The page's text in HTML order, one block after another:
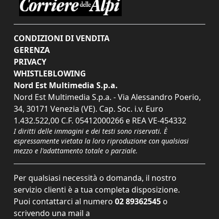
CONDIZIONI DI VENDITA
GERENZA
PRIVACY
WHISTLEBLOWING
Nord Est Multimedia S.p.a.
Nord Est Multimedia S.p.a. - Via Alessandro Poerio,
34, 30171 Venezia (VE). Cap. Soc. i.v. Euro
1.432.522,00 C.F. 05412000266 e REA VE-454332
I diritti delle immagini e dei testi sono riservati. È
espressamente vietata la loro riproduzione con qualsiasi
mezzo e l'adattamento totale o parziale.
Per qualsiasi necessità o domanda, il nostro
servizio clienti è a tua completa disposizione.
Puoi contattarci al numero 02 89362545 o
scrivendo una mail a